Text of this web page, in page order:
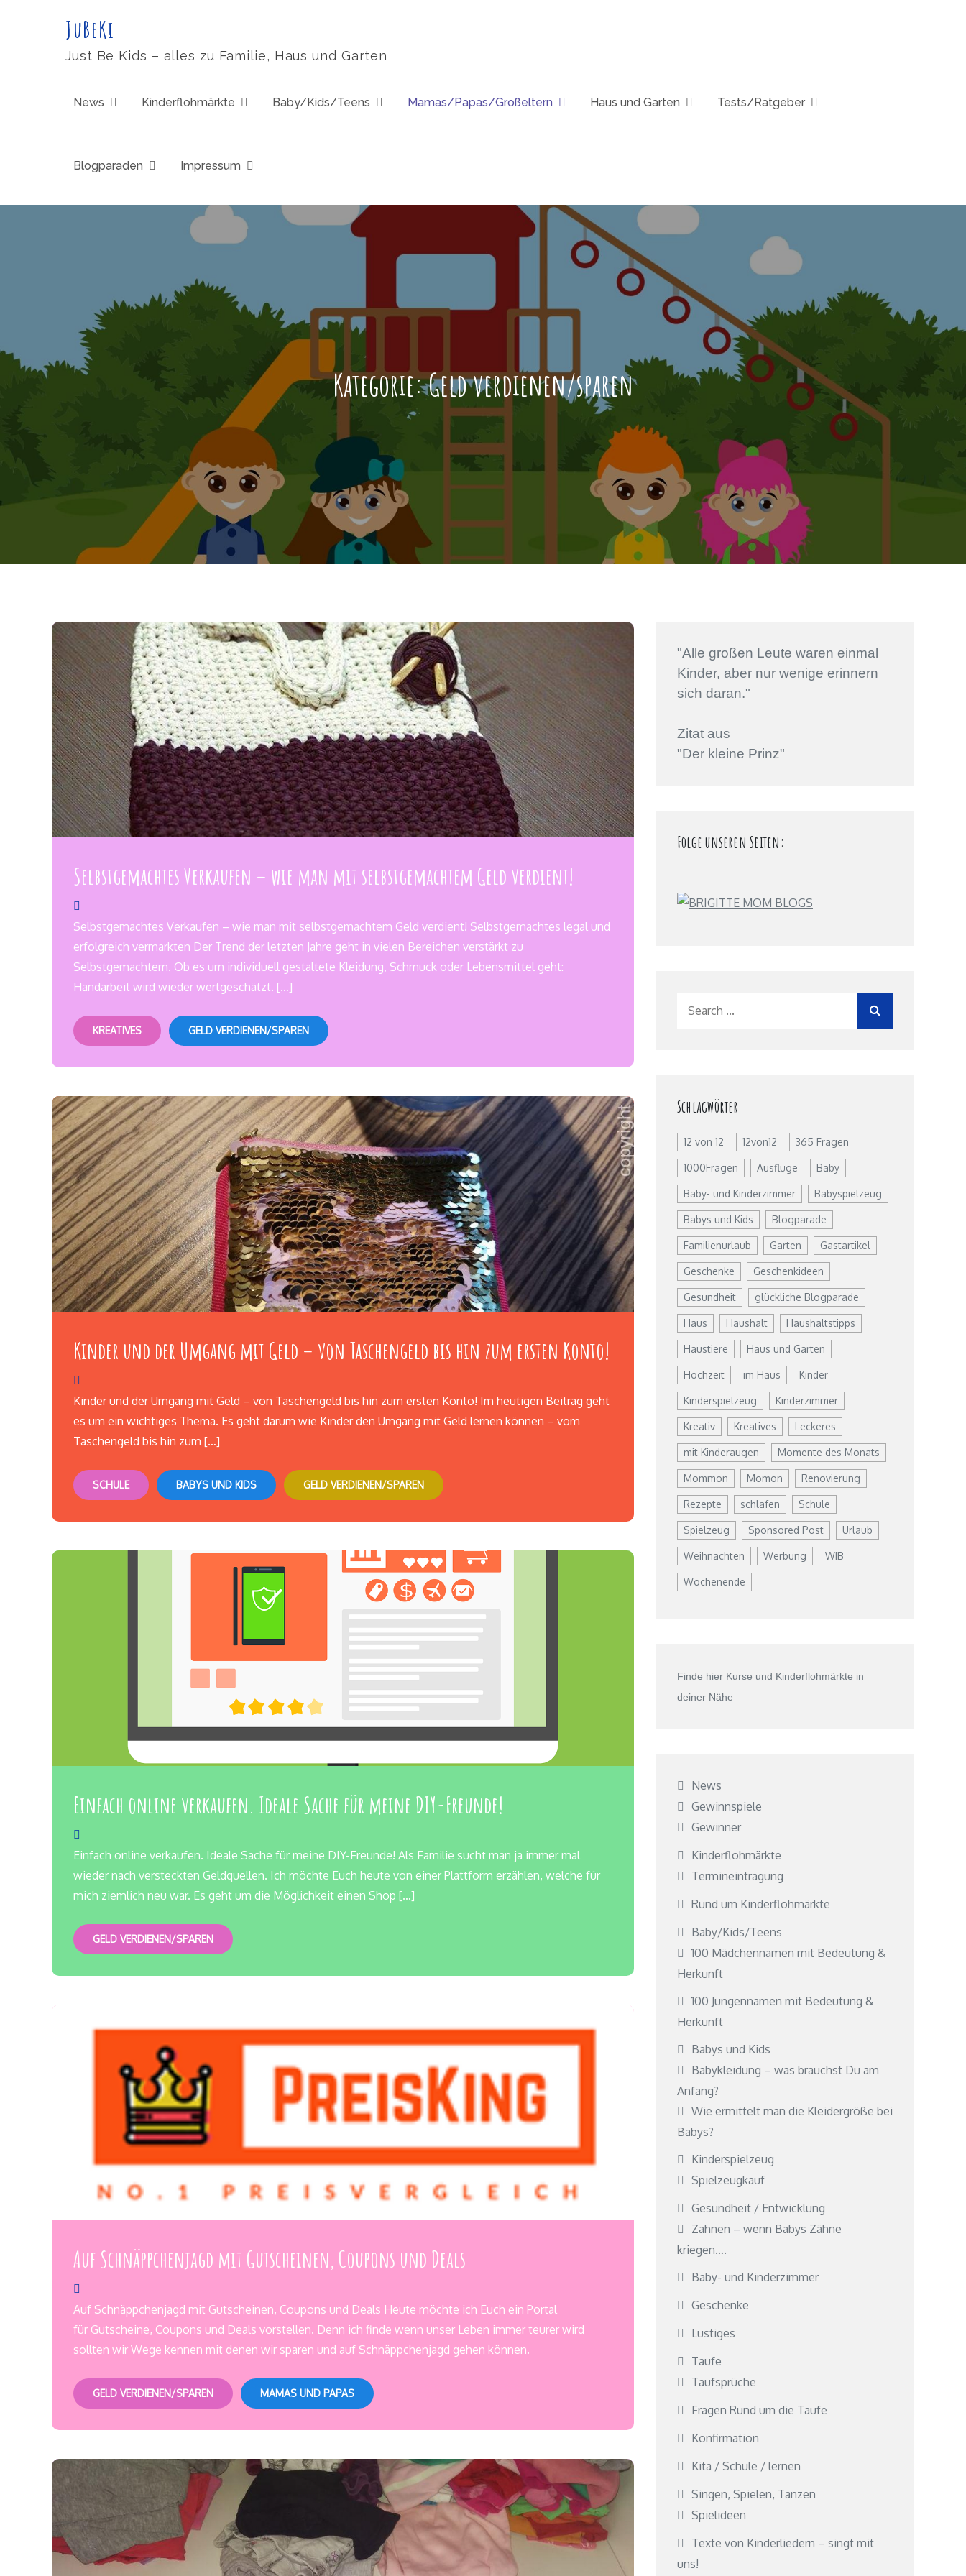
JuBeKi
Just Be Kids – alles zu Familie, Haus und Garten
News Kinderflohmärkte Baby/Kids/Teens Mamas/Papas/Großeltern Haus und Garten Tests/Ratgeber
Blogparaden Impressum
Kategorie:Geld verdienen/sparen
Selbstgemachtes Verkaufen – wie man mit selbstgemachtem Geld verdient!
Selbstgemachtes Verkaufen – wie man mit selbstgemachtem Geld verdient! Selbstgemachtes legal und
erfolgreich vermarkten Der Trend der letzten Jahre geht in vielen Bereichen verstärkt zu
Selbstgemachtem. Ob es um individuell gestaltete Kleidung, Schmuck oder Lebensmittel geht:
Handarbeit wird wieder wertgeschätzt. […]
KREATIVES GELD VERDIENEN/SPAREN
Kinder und der Umgang mit Geld – von Taschengeld bis hin zum ersten Konto!
Kinder und der Umgang mit Geld – von Taschengeld bis hin zum ersten Konto! Im heutigen Beitrag geht
es um ein wichtiges Thema. Es geht darum wie Kinder den Umgang mit Geld lernen können – vom
Taschengeld bis hin zum […]
SCHULE BABYS UND KIDS GELD VERDIENEN/SPAREN
Einfach online verkaufen. Ideale Sache für meine DIY-Freunde!
Einfach online verkaufen. Ideale Sache für meine DIY-Freunde! Als Familie sucht man ja immer mal
wieder nach versteckten Geldquellen. Ich möchte Euch heute von einer Plattform erzählen, welche für
mich ziemlich neu war. Es geht um die Möglichkeit einen Shop […]
GELD VERDIENEN/SPAREN
Auf Schnäppchenjagd mit Gutscheinen, Coupons und Deals
Auf Schnäppchenjagd mit Gutscheinen, Coupons und Deals Heute möchte ich Euch ein Portal
für Gutscheine, Coupons und Deals vorstellen. Denn ich finde wenn unser Leben immer teurer wird
sollten wir Wege kennen mit denen wir sparen und auf Schnäppchenjagd gehen können.
GELD VERDIENEN/SPAREN MAMAS UND PAPAS
"Alle großen Leute waren einmal
Kinder, aber nur wenige erinnern
sich daran."
Zitat aus
"Der kleine Prinz"
Folge unseren Seiten:
Schlagwörter
12 von 12 12von12 365 Fragen
1000Fragen Ausflüge Baby
Baby- und Kinderzimmer Babyspielzeug
Babys und Kids Blogparade
Familienurlaub Garten Gastartikel
Geschenke Geschenkideen
Gesundheit glückliche Blogparade
Haus Haushalt Haushaltstipps
Haustiere Haus und Garten
Hochzeit im Haus Kinder
Kinderspielzeug Kinderzimmer
Kreativ Kreatives Leckeres
mit Kinderaugen Momente des Monats
Mommon Momon Renovierung
Rezepte schlafen Schule
Spielzeug Sponsored Post Urlaub
Weihnachten Werbung WIB
Wochenende
Finde hier Kurse und Kinderflohmärkte in
deiner Nähe
News
Gewinnspiele
Gewinner
Kinderflohmärkte
Termineintragung
Rund um Kinderflohmärkte
Baby/Kids/Teens
100 Mädchennamen mit Bedeutung &
Herkunft
100 Jungennamen mit Bedeutung &
Herkunft
Babys und Kids
Babykleidung – was brauchst Du am
Anfang?
Wie ermittelt man die Kleidergröße bei
Babys?
Kinderspielzeug
Spielzeugkauf
Gesundheit / Entwicklung
Zahnen – wenn Babys Zähne
kriegen….
Baby- und Kinderzimmer
Geschenke
Lustiges
Taufe
Taufsprüche
Fragen Rund um die Taufe
Konfirmation
Kita / Schule / lernen
Singen, Spielen, Tanzen
Spielideen
Texte von Kinderliedern – singt mit
uns!